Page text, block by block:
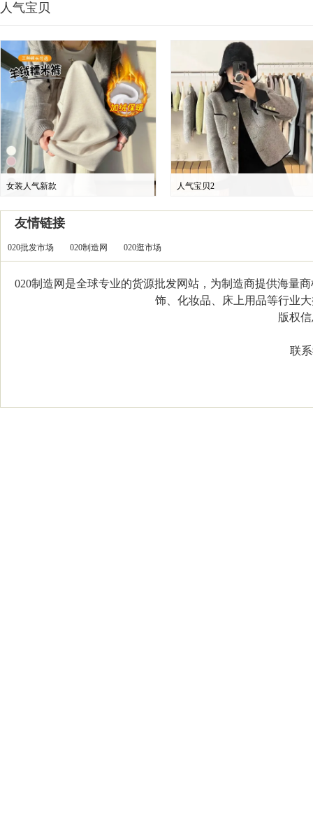
人气宝贝
女装人气新款 人气宝贝2
友情链接
020批发市场 020制造网 020逛市场
020制造网是全球专业的货源批发网站，为制造商提供海量
饰、化妆品、床上用品等行业
版权信
联